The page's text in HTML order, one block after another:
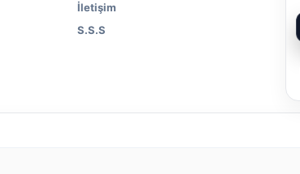
İletişim
S.S.S